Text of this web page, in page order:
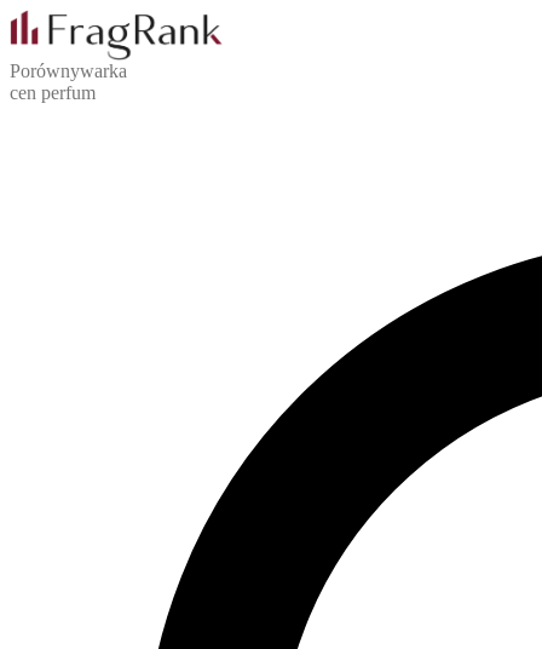
Porównywarka
cen perfum